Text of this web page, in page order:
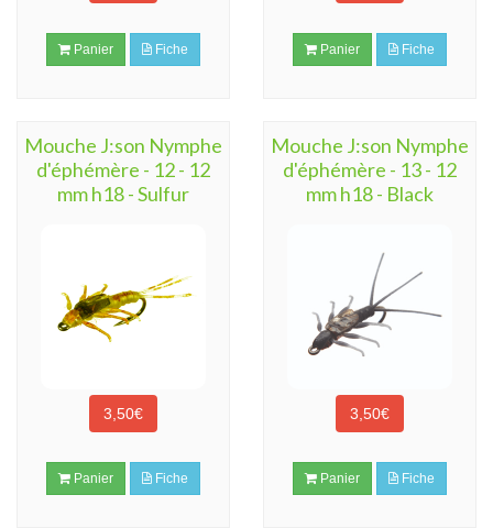
Panier Fiche Panier Fiche
Mouche J:son Nymphe
d'éphémère - 12 - 12
mm h18 - Sulfur
3,50€
Panier Fiche
Mouche J:son Nymphe
d'éphémère - 13 - 12
mm h18 - Black
3,50€
Panier Fiche